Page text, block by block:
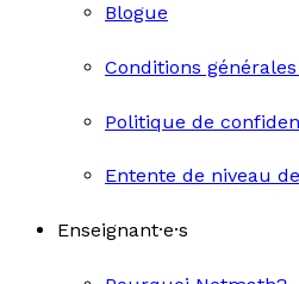
Blogue
Conditions
Politique de
Entente de niveau
Enseignant·e·s